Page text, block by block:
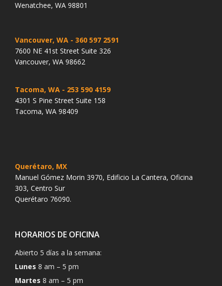
Wenatchee, WA 98801
Vancouver, WA - 360 597 2591
7600 NE 41st Street Suite 326
Vancouver, WA 98662
Tacoma, WA - 253 590 4159
4301 S Pine Street Suite 158
Tacoma, WA 98409
Querétaro, MX
Manuel Gómez Morin 3970, Edificio La Cantera, Oficina
303, Centro Sur
Querétaro 76090.
HORARIOS DE OFICINA
Abierto 5 días a la semana:
Lunes 8 am – 5 pm
Martes 8 am – 5 pm